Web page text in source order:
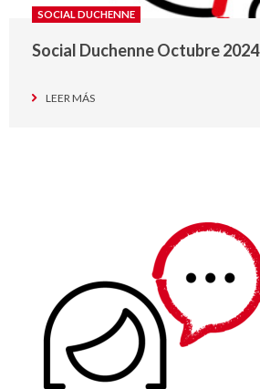
SOCIAL DUCHENNE
Social Duchenne Octubre 2024
LEER MÁS